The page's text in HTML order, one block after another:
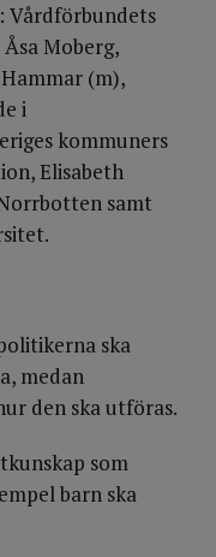
Vårdförbundets
Moberg,
(m),
i
kommuners
Elisabeth
samt
ska
medan
den ska utföras.
som
barn ska